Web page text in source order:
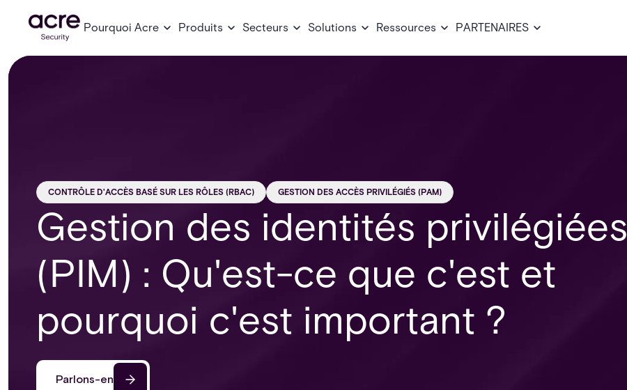
Pourquoi Acre Produits Secteurs Solutions Ressources PARTENAIRES
CONTRÔLE D'ACCÈS BASÉ SUR LES RÔLES (RBAC) GESTION DES ACCÈS PRIVILÉGIÉS (PAM)
Gestion des identités privilégiées
(PIM) : Qu'est-ce que c'est et
pourquoi c'est important ?
Parlons-en